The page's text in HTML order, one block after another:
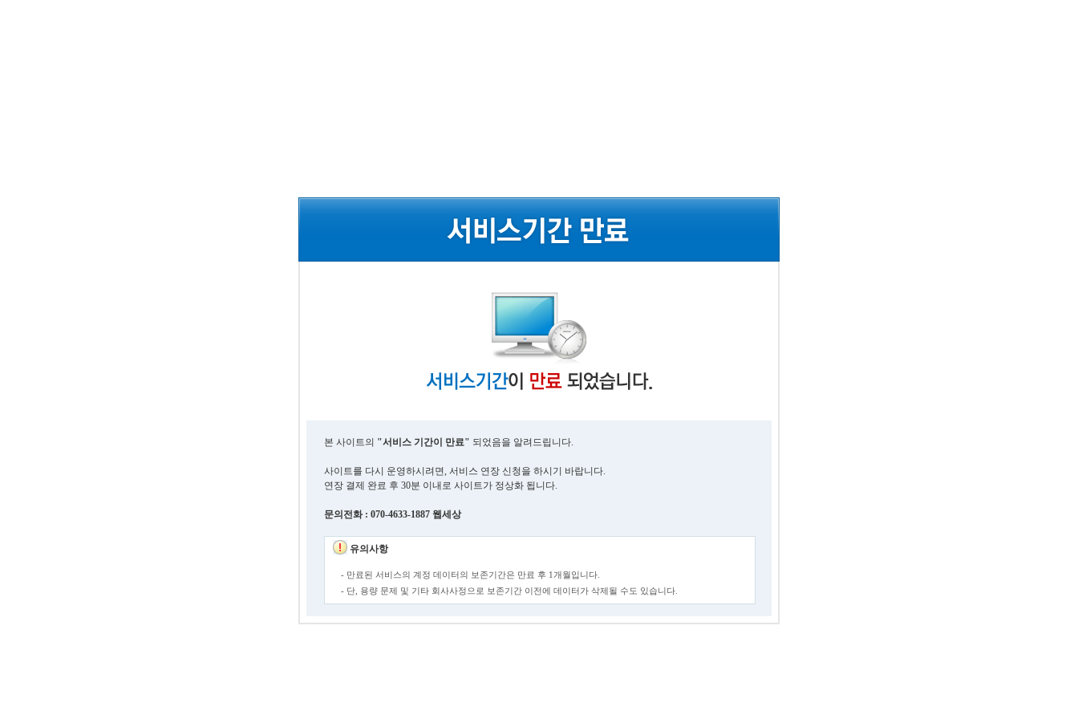
본 사이트의 "서비스 기간이 만료" 되었음을 알려드립니다.
사이트를 다시 운영하시려면, 서비스 연장 신청을 하시기 바랍니다.
연장 결제 완료 후 30분 이내로 사이트가 정상화 됩니다.
문의전화 : 070-4633-1887 웹세상
유의사항
- 만료된 서비스의 계정 데이터의 보존기간은 만료 후 1개월입니다.
- 단, 용량 문제 및 기타 회사사정으로 보존기간 이전에 데이터가 삭제될 수도 있습니다.